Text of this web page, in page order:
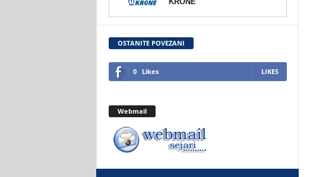
d
.
o
.
OSTANITE POVEZANI
0 Likes LIKES
Webmail